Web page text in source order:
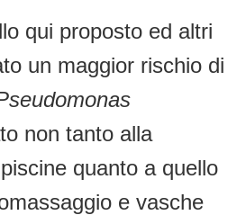
qui proposto ed altri
un maggior rischio di
non tanto alla
quanto a quello
e vasche